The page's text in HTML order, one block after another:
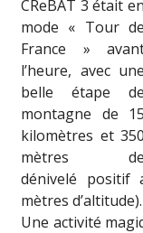
CReBAT 3 était en
mode « Tour de
France »
l’heure, avec une
belle étape de
montagne de 15
kilomètres et 350
mètres de
dénivelé positif
mètres d’altitude).
Une activité